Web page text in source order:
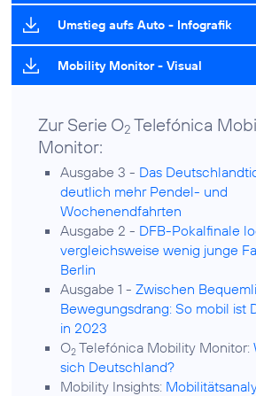
Umstieg aufs Auto - Infografik
Mobility Monitor - Visual
Zur Serie O2 Telefónica
Monitor:
Ausgabe 3 - Das
deutlich mehr Pendel- und
Wochenendfahrten
Ausgabe 2 - DFB-Pokalfinale
vergleichsweise wenig junge
Berlin
Ausgabe 1 -Zwischen
Bewegungsdrang: So mobil ist
in 2023
O2 Telefónica Mobility Monitor:
sich Deutschland?
Mobility Insights: